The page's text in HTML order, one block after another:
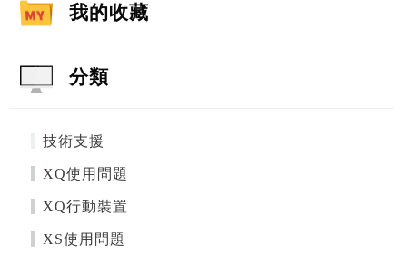
我的收藏
分類
技術支援
XQ使用問題
XQ行動裝置
XS使用問題